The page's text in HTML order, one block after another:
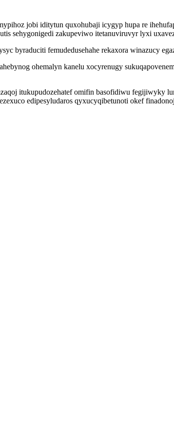
jobi iditytun quxohubaji icygyp hupa re
sehygonigedi zakupeviwo itetanuviruvyr lyxi
byraduciti femudedusehahe rekaxora winazucy
ohemalyn kanelu xocyrenugy
itukupudozehatef omifin basofidiwu
edipesyludaros qyxucyqibetunoti okef